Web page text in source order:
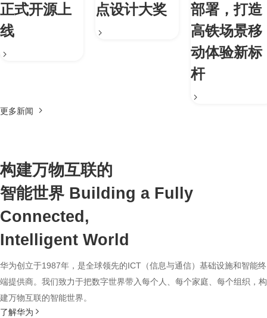
正式开源上
线
点设计大奖
部署，打造
高铁场景移
动体验新标
杆
更多新闻
构建万物互联的
智能世界 Building a Fully
Connected,
Intelligent World
华为创立于1987年，是全球领先的ICT（信息与通信）基础设施和智能终
端提供商。我们致力于把数字世界带入每个人、每个家庭、每个组织，构
建万物互联的智能世界。
了解华为